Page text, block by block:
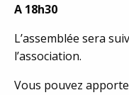
A 18h30
L’assemblée sera
l’association.
Vous pouvez